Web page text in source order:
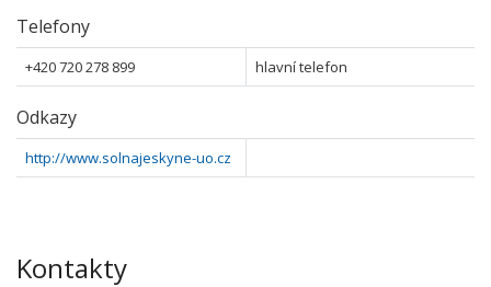
Telefony
+420 720 278 899 hlavní telefon
Odkazy
http://www.solnajeskyne-uo.cz
Kontakty